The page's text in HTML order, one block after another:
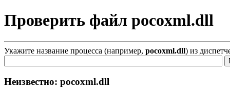
Проверить файл pocoxml.dll
Укажите название процесса (например, pocoxml.dll) из
Неизвестно: pocoxml.dll